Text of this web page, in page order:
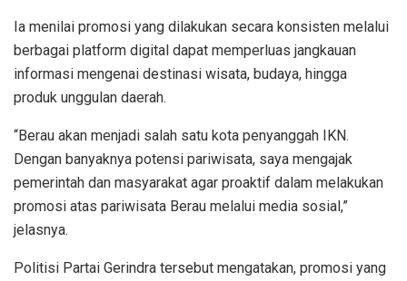
‎Ia menilai promosi yang dilakukan secara konsisten melalui
berbagai platform digital dapat memperluas jangkauan
informasi mengenai destinasi wisata, budaya, hingga
produk unggulan daerah.
‎“Berau akan menjadi salah satu kota penyanggah IKN.
Dengan banyaknya potensi pariwisata, saya mengajak
pemerintah dan masyarakat agar proaktif dalam melakukan
promosi atas pariwisata Berau melalui media sosial,”
jelasnya.
‎Politisi Partai Gerindra tersebut mengatakan, promosi yang